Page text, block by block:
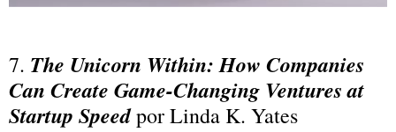
7. The Unicorn Within: How Companies
Can Create Game-Changing Ventures at
Startup Speedpor Linda K. Yates